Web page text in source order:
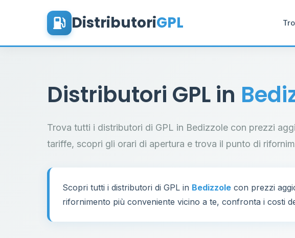
DistributoriGPL
Distributori GPL in
Trova tutti i distributori di GPL in Bedizzole con prezzi
tariffe, scopri gli orari di apertura e trova il punto di
Scopri tutti i distributori di GPL in Bedizzole con prezzi
rifornimento più conveniente vicino a te, confronta i costi